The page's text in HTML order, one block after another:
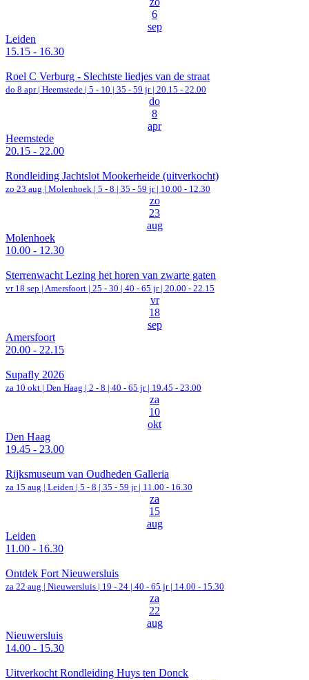
6
sep
Leiden
15.15 - 16.30
Roel C Verburg - Slechtste liedjes van de straat
do 8 apr | Heemstede | 5 - 10 | 35 - 59 jr | 20.15 - 22.00
do
8
apr
Heemstede
20.15 - 22.00
Rondleiding Jachtslot Mookerheide (uitverkocht)
zo 23 aug | Molenhoek | 5 - 8 | 35 - 59 jr | 10.00 - 12.30
zo
23
aug
Molenhoek
10.00 - 12.30
Sterrenwacht Lezing het horen van zwarte gaten
vr 18 sep | Amersfoort | 25 - 30 | 40 - 65 jr | 20.00 - 22.15
vr
18
sep
Amersfoort
20.00 - 22.15
Supafly 2026
za 10 okt | Den Haag | 2 - 8 | 40 - 65 jr | 19.45 - 23.00
za
10
okt
Den Haag
19.45 - 23.00
Rijksmuseum van Oudheden Galleria
za 15 aug | Leiden | 5 - 8 | 35 - 59 jr | 11.00 - 16.30
za
15
aug
Leiden
11.00 - 16.30
Ontdek Fort Nieuwersluis
za 22 aug | Nieuwersluis | 19 - 24 | 40 - 65 jr | 14.00 - 15.30
za
22
aug
Nieuwersluis
14.00 - 15.30
Uitverkocht Rondleiding Huys ten Donck